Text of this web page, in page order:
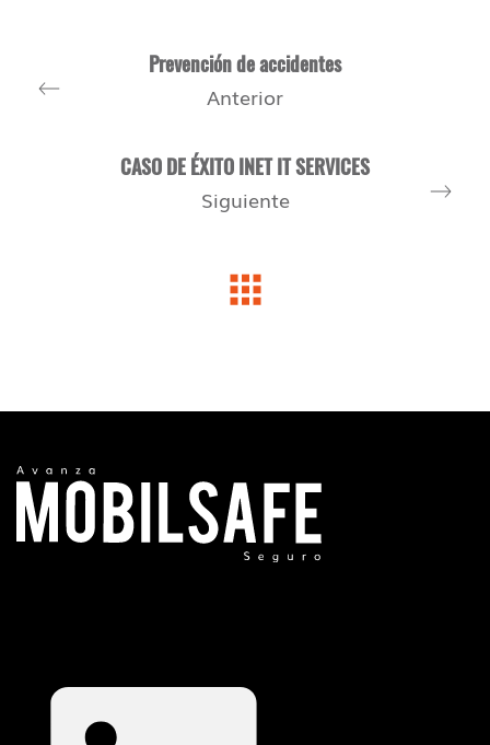
Prevención de accidentes
Anterior
CASO DE ÉXITO INET IT SERVICES
Siguiente